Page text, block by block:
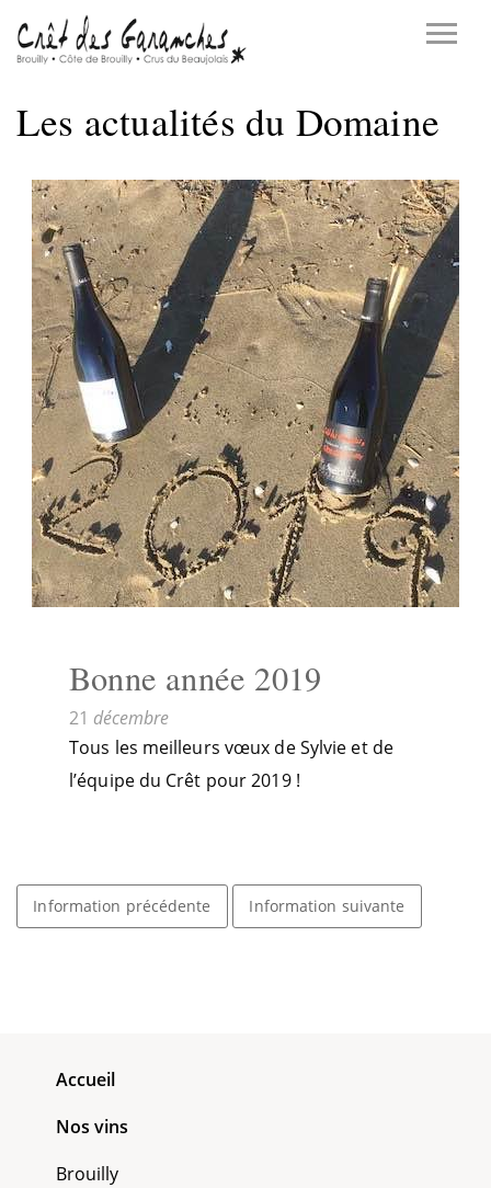
Les actualités du Domaine
Bonne année 2019
21 décembre
Tous les meilleurs vœux de Sylvie et de
l’équipe du Crêt pour 2019 !
Information précédente Information suivante
Accueil
Nos vins
Brouilly